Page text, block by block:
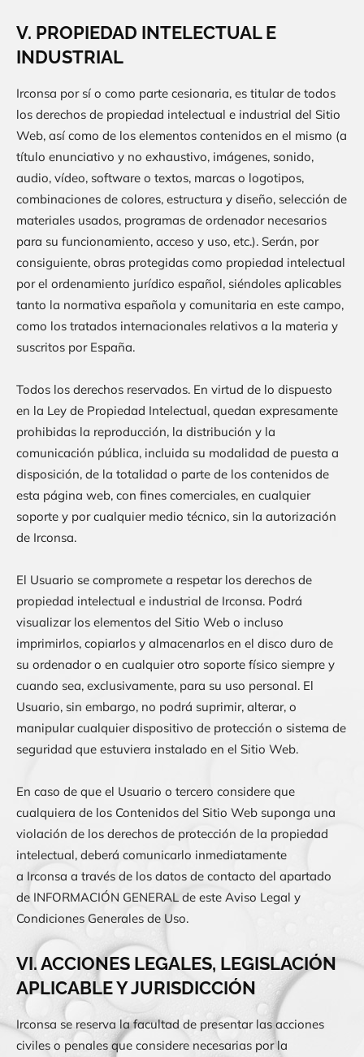
V. PROPIEDAD INTELECTUAL E
INDUSTRIAL
Irconsa por sí o como parte cesionaria, es titular de todos
los derechos de propiedad intelectual e industrial del Sitio
Web, así como de los elementos contenidos en el mismo (a
título enunciativo y no exhaustivo, imágenes, sonido,
audio, vídeo, software o textos, marcas o logotipos,
combinaciones de colores, estructura y diseño, selección de
materiales usados, programas de ordenador necesarios
para su funcionamiento, acceso y uso, etc.). Serán, por
consiguiente, obras protegidas como propiedad intelectual
por el ordenamiento jurídico español, siéndoles aplicables
tanto la normativa española y comunitaria en este campo,
como los tratados internacionales relativos a la materia y
suscritos por España.
Todos los derechos reservados. En virtud de lo dispuesto
en la Ley de Propiedad Intelectual, quedan expresamente
prohibidas la reproducción, la distribución y la
comunicación pública, incluida su modalidad de puesta a
disposición, de la totalidad o parte de los contenidos de
esta página web, con fines comerciales, en cualquier
soporte y por cualquier medio técnico, sin la autorización
de Irconsa.
El Usuario se compromete a respetar los derechos de
propiedad intelectual e industrial de Irconsa. Podrá
visualizar los elementos del Sitio Web o incluso
imprimirlos, copiarlos y almacenarlos en el disco duro de
su ordenador o en cualquier otro soporte físico siempre y
cuando sea, exclusivamente, para su uso personal. El
Usuario, sin embargo, no podrá suprimir, alterar, o
manipular cualquier dispositivo de protección o sistema de
seguridad que estuviera instalado en el Sitio Web.
En caso de que el Usuario o tercero considere que
cualquiera de los Contenidos del Sitio Web suponga una
violación de los derechos de protección de la propiedad
intelectual, deberá comunicarlo inmediatamente
a Irconsa a través de los datos de contacto del apartado
de INFORMACIÓN GENERAL de este Aviso Legal y
Condiciones Generales de Uso.
VI. ACCIONES LEGALES, LEGISLACIÓN
APLICABLE Y JURISDICCIÓN
Irconsa se reserva la facultad de presentar las acciones
civiles o penales que considere necesarias por la